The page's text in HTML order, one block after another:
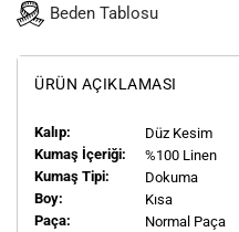
Beden Tablosu
ÜRÜN AÇIKLAMASI
Kalıp:
Düz Kesim
Kumaş İçeriği:
%100 Linen
Kumaş Tipi:
Dokuma
Boy:
Kısa
Paça:
Normal Paça